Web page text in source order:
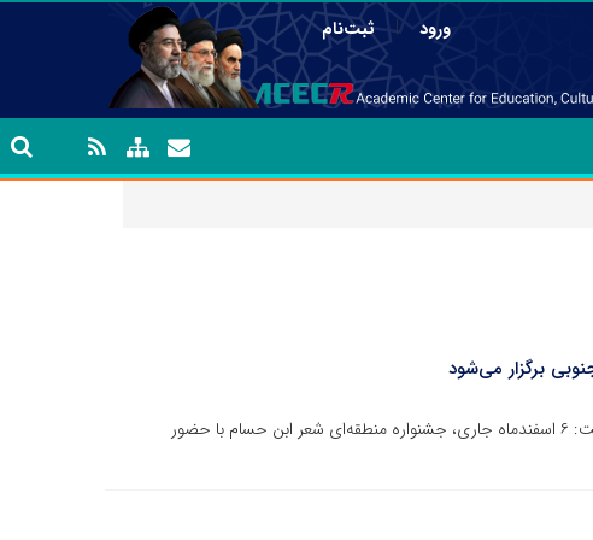
ورود | ثبت‌نام
برگزار می‌شود
معاون فرهنگی جهاد دانشگاهی خراسان جنوبی گفت: ۶ اسفندماه جاری، جشنواره منطقه‌ای شعر ابن حسام با حضور